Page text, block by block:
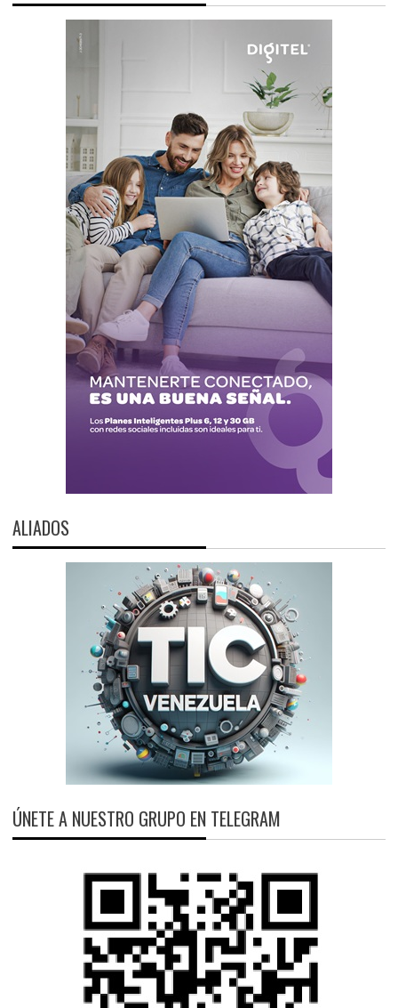
ALIADOS
ÚNETE A NUESTRO GRUPO EN TELEGRAM